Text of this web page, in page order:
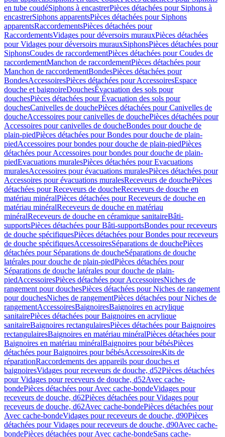
en tube coudéSiphons à encastrerPièces détachées pour Siphons à
encastrerSiphons apparentsPièces détachées pour Siphons
apparentsRaccordementsPièces détachées pour
RaccordementsVidages pour déversoirs murauxPièces détachées
pour Vidages pour déversoirs murauxSiphonsPièces détachées pour
SiphonsCoudes de raccordementPièces détachées pour Coudes de
raccordementManchon de raccordementPièces détachées pour
Manchon de raccordementBondesPièces détachées pour
BondesAccessoiresPièces détachées pour AccessoiresEspace
douche et baignoireDouchesÉvacuation des sols pour
douchesPièces détachées pour Évacuation des sols pour
douchesCanivelles de douchePièces détachées pour Canivelles de
doucheAccessoires pour canivelles de douchePièces détachées pour
Accessoires pour canivelles de doucheBondes pour douche de
plain-piedPièces détachées pour Bondes pour douche de plain-
piedAccessoires pour bondes pour douche de plain-piedPièces
détachées pour Accessoires pour bondes pour douche de plain-
piedEvacuations muralesPièces détachées pour Evacuations
muralesAccessoires pour évacuations muralesPièces détachées pour
Accessoires pour évacuations muralesReceveurs de douchePièces
détachées pour Receveurs de doucheReceveurs de douche en
matériau minéralPièces détachées pour Receveurs de douche en
matériau minéralReceveurs de douche en matériau
minéralReceveurs de douche en céramique sanitaireBâti-
supportsPièces détachées pour Bâti-supportsBondes pour receveurs
de douche spécifiquesPièces détachées pour Bondes pour receveurs
de douche spécifiquesAccessoiresSéparations de douchePièces
détachées pour Séparations de doucheSéparations de douche
latérales pour douche de plain-piedPièces détachées pour
Séparations de douche latérales pour douche de plain-
piedAccessoiresPièces détachées pour AccessoiresNiches de
rangement pour douchesPièces détachées pour Niches de rangement
pour douchesNiches de rangementPièces détachées pour Niches de
rangementAccessoiresBaignoiresBaignoires en acrylique
sanitairePièces détachées pour Baignoires en acrylique
sanitaireBaignoires rectangulairesPièces détachées pour Baignoires
rectangulairesBaignoires en matériau minéralPièces détachées pour
Baignoires en matériau minéralBaignoires pour bébésPièces
détachées pour Baignoires pour bébésAccessoiresKits de
réparationRaccordements des appareils pour douches et
baignoiresVidages pour receveurs de douche, d52Pièces détachées
pour Vidages pour receveurs de douche, d52Avec cache-
bondePièces détachées pour Avec cache-bondeVidages pour
receveurs de douche, d62Pièces détachées pour Vidages pour
receveurs de douche, d62Avec cache-bondePièces détachées pour
Avec cache-bondeVidages pour receveurs de douche, d90Pièces
détachées pour Vidages pour receveurs de douche, d90Avec cache-
bondePièces détachées pour Avec cache-bondeSans cache-